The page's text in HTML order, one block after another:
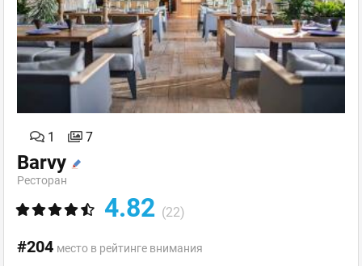
1 7
Barvy
Ресторан
4.82 (22)
#204 место в рейтинге внимания